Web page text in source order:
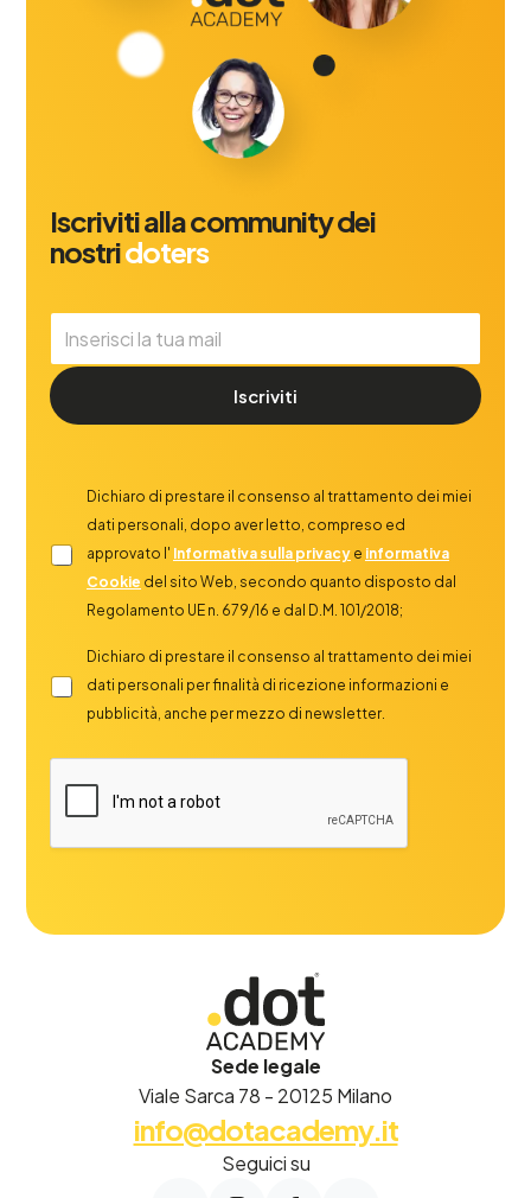
Iscriviti alla community dei
nostridoters
Dichiaro di prestare il consenso al trattamento dei miei
dati personali, dopo aver letto, compreso ed
approvato l' Informativa sulla privacy e informativa
Cookie
Regolamento UE n. 679/16 e dal D.M. 101/2018;
Dichiaro di prestare il consenso al trattamento dei miei
dati personali per finalità di ricezione informazioni e
pubblicità, anche per mezzo di newsletter.
Iscriviti
Sede legale
Viale Sarca 78 - 20125 Milano
info@dotacademy.it
Seguici su